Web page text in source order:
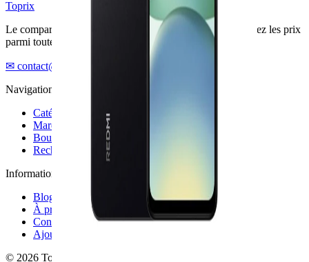
Toprix
Le comparateur de produits high-tech en Tunisie. Comparez les prix
parmi toutes les boutiques en quelques secondes.
✉ contact@toprix.tn
Navigation
Catégories
Marques
Boutiques
Rechercher
Informations
Blog & guides
À propos
Contact
Ajouter une boutique
© 2026 Toprix. Tous droits réservés.